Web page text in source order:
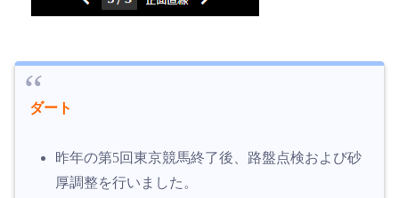
ダート
昨年の第5回東京競馬終了後、路盤点検および砂
厚調整を行いました。